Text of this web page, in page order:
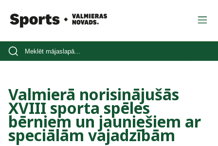
Valmierā norisinājušās
XVIII sporta spēles
bērniem un jauniešiem ar
speciālām vajadzībām